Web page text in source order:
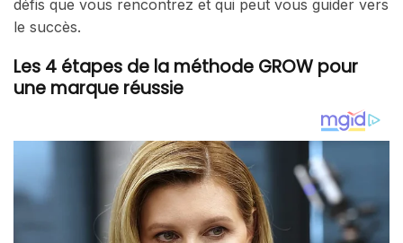
défis que vous rencontrez et qui peut vous guider vers
le succès.
Les 4 étapes de la méthode GROW pour
une marque réussie